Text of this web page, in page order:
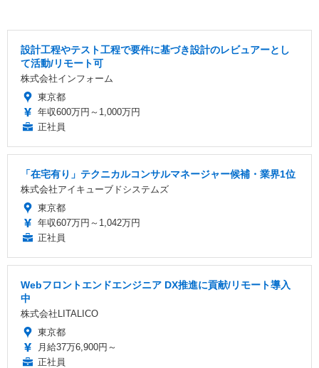
設計工程やテスト工程で要件に基づき設計のレビュアーとし
て活動/リモート可
株式会社インフォーム
東京都
年収600万円～1,000万円
正社員
「在宅有り」テクニカルコンサルマネージャー候補・業界1位
株式会社アイキューブドシステムズ
東京都
年収607万円～1,042万円
正社員
Webフロントエンドエンジニア DX推進に貢献/リモート導入
中
株式会社LITALICO
東京都
月給37万6,900円～
正社員